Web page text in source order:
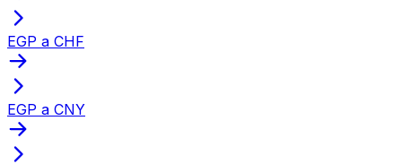
EGP a CHF
EGP a CNY